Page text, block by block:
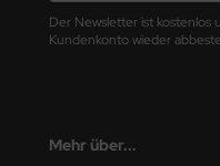
Der Newsletter ist
Kundenkonto wieder
Mehr über...
Hobby